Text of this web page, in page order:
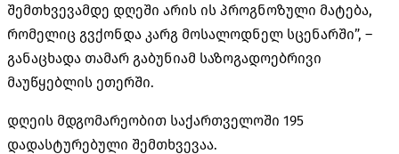
შემთხვევამდე დღეში არის ის პროგნოზული მატება,
რომელიც გვქონდა კარგ მოსალოდნელ სცენარში”, –
განაცხადა თამარ გაბუნიამ საზოგადოებრივი
მაუწყებლის ეთერში.
დღეის მდგომარეობით საქართველოში 195
დადასტურებული შემთხვევაა.